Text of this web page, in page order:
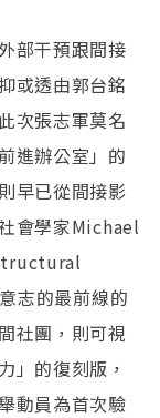
部干預跟間接
或透由郭台銘
次張志軍莫名
進辦公室」的
早已從間接影
會學家Michael
志的最前線的
社團，則可視
」的復刻版，
動員為首次驗